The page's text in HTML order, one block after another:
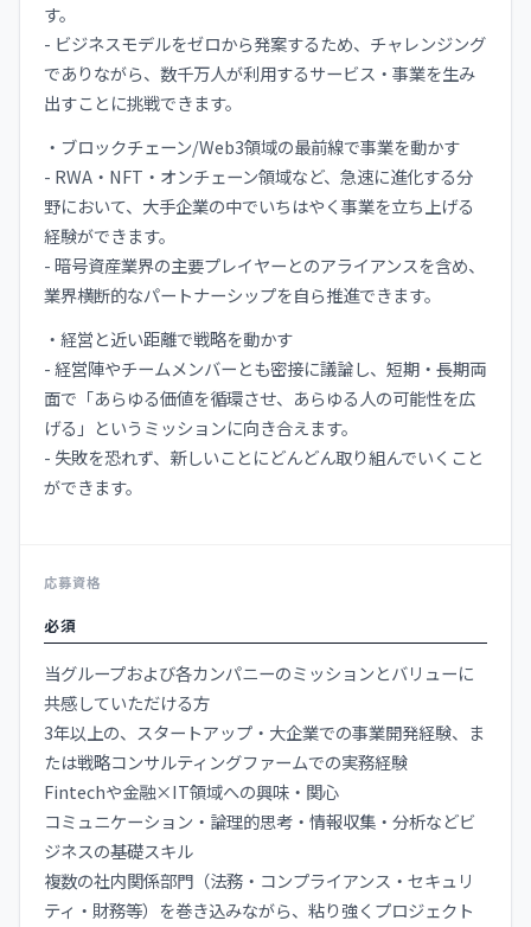
す。
- ビジネスモデルをゼロから発案するため、チャレンジング
でありながら、数千万人が利用するサービス・事業を生み
出すことに挑戦できます。
・ブロックチェーン/Web3領域の最前線で事業を動かす
- RWA・NFT・オンチェーン領域など、急速に進化する分
野において、大手企業の中でいちはやく事業を立ち上げる
経験ができます。
- 暗号資産業界の主要プレイヤーとのアライアンスを含め、
業界横断的なパートナーシップを自ら推進できます。
・経営と近い距離で戦略を動かす
- 経営陣やチームメンバーとも密接に議論し、短期・長期両
面で「あらゆる価値を循環させ、あらゆる人の可能性を広
げる」というミッションに向き合えます。
- 失敗を恐れず、新しいことにどんどん取り組んでいくこと
ができます。
応募資格
必須
当グループおよび各カンパニーのミッションとバリューに
共感していただける方
3年以上の、スタートアップ・大企業での事業開発経験、ま
たは戦略コンサルティングファームでの実務経験
Fintechや金融×IT領域への興味・関心
コミュニケーション・論理的思考・情報収集・分析などビ
ジネスの基礎スキル
複数の社内関係部門（法務・コンプライアンス・セキュリ
ティ・財務等）を巻き込みながら、粘り強くプロジェクト